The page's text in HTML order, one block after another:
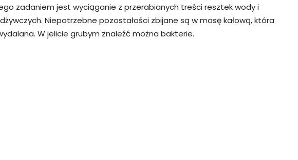
zadaniem jest wyciąganie z przerabianych treści resztek wody i
Niepotrzebne pozostałości zbijane są w masę kałową, która
W jelicie grubym znaleźć można bakterie.